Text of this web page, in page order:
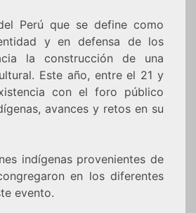
Perú que se define como
y en defensa de los
la construcción de una
Este año, entre el 21 y
con el foro público
avances y retos en su
indígenas provenientes de
en los diferentes
evento.